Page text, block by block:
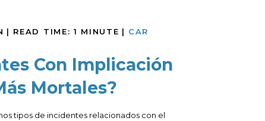
| READ TIME: 1 MINUTE | CAR
Con Implicación
Mortales?
tipos de incidentes relacionados con el